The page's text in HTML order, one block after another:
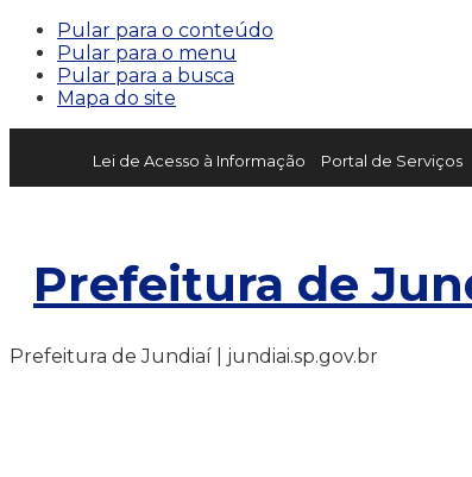
Pular para o conteúdo
Pular para o menu
Pular para a busca
Mapa do site
Lei de Acesso à Informação Portal de Serviços
Prefeitura de
Prefeitura de Jundiaí | jundiai.sp.gov.br